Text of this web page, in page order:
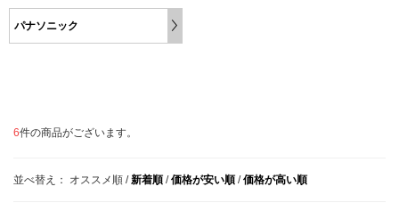
パナソニック
6件の商品がございます。
並べ替え： オススメ順 /新着順 /価格が安い順 /価格が高い順